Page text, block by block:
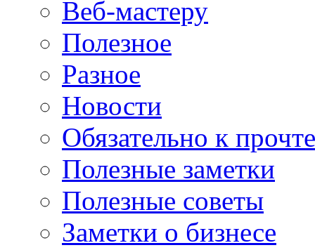
Веб-мастеру
Полезное
Разное
Новости
Обязательно к
Полезные заметки
Полезные советы
Заметки о бизнесе